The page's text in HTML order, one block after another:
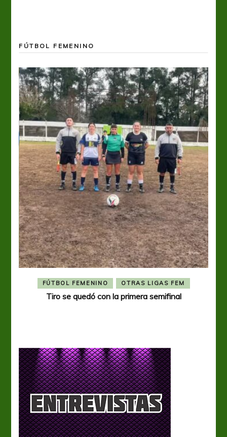
FÚTBOL FEMENINO
FÚTBOL FEMENINO OTRAS LIGAS FEM
Tiro se quedó con la primera semifinal